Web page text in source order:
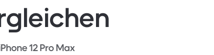
12 Pro Max